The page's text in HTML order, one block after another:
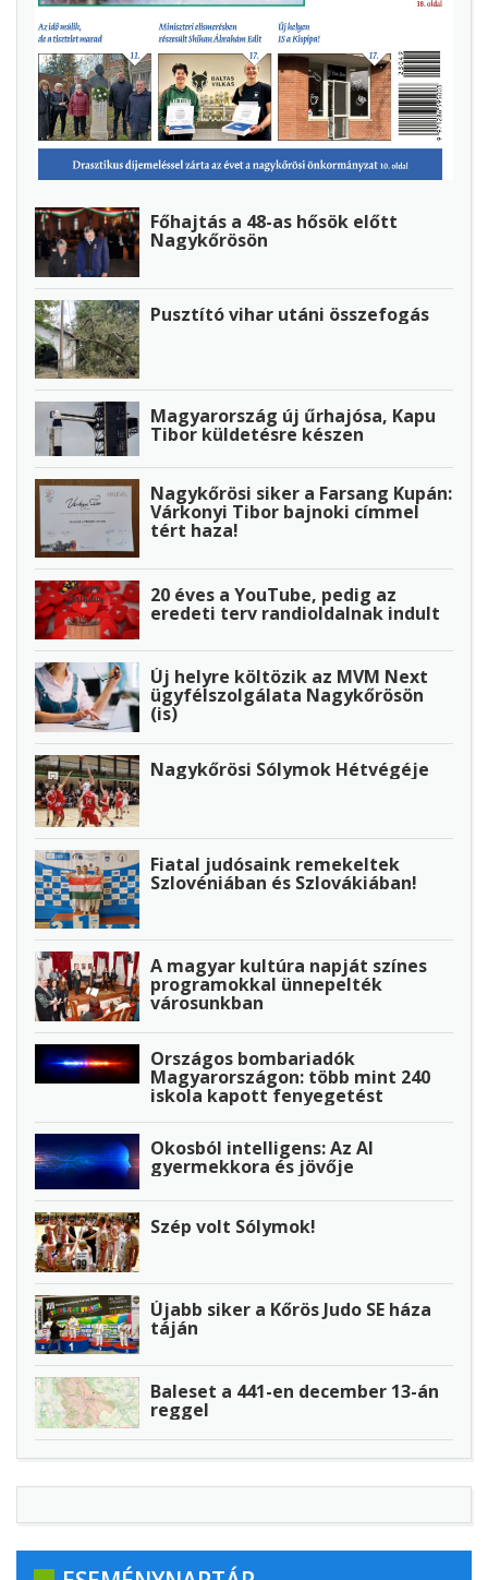
Főhajtás a 48-as hősök előtt
Nagykőrösön
Pusztító vihar utáni összefogás
Magyarország új űrhajósa, Kapu
Tibor küldetésre készen
Nagykőrösi siker a Farsang Kupán:
Várkonyi Tibor bajnoki címmel
tért haza!
20 éves a YouTube, pedig az
eredeti terv randioldalnak indult
Új helyre költözik az MVM Next
ügyfélszolgálata Nagykőrösön
(is)
Nagykőrösi Sólymok Hétvégéje
Fiatal judósaink remekeltek
Szlovéniában és Szlovákiában!
A magyar kultúra napját színes
programokkal ünnepelték
városunkban
Országos bombariadók
Magyarországon: több mint 240
iskola kapott fenyegetést
Okosból intelligens: Az AI
gyermekkora és jövője
Szép volt Sólymok!
Újabb siker a Kőrös Judo SE háza
táján
Baleset a 441-en december 13-án
reggel